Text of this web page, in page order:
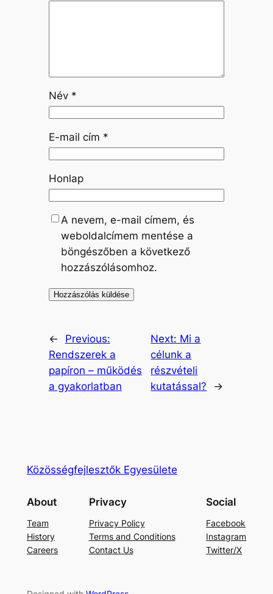
Név *
E-mail cím *
Honlap
A nevem, e-mail címem, és
weboldalcímem mentése a
böngészőben a következő
hozzászólásomhoz.
←
Previous:
Rendszerek a
papíron – működés
a gyakorlatban
Next: Mi a
célunk a
részvételi
kutatással?
→
Közösségfejlesztők Egyesülete
About
Team
History
Careers
Privacy
Privacy Policy
Terms and Conditions
Contact Us
Social
Facebook
Instagram
Twitter/X